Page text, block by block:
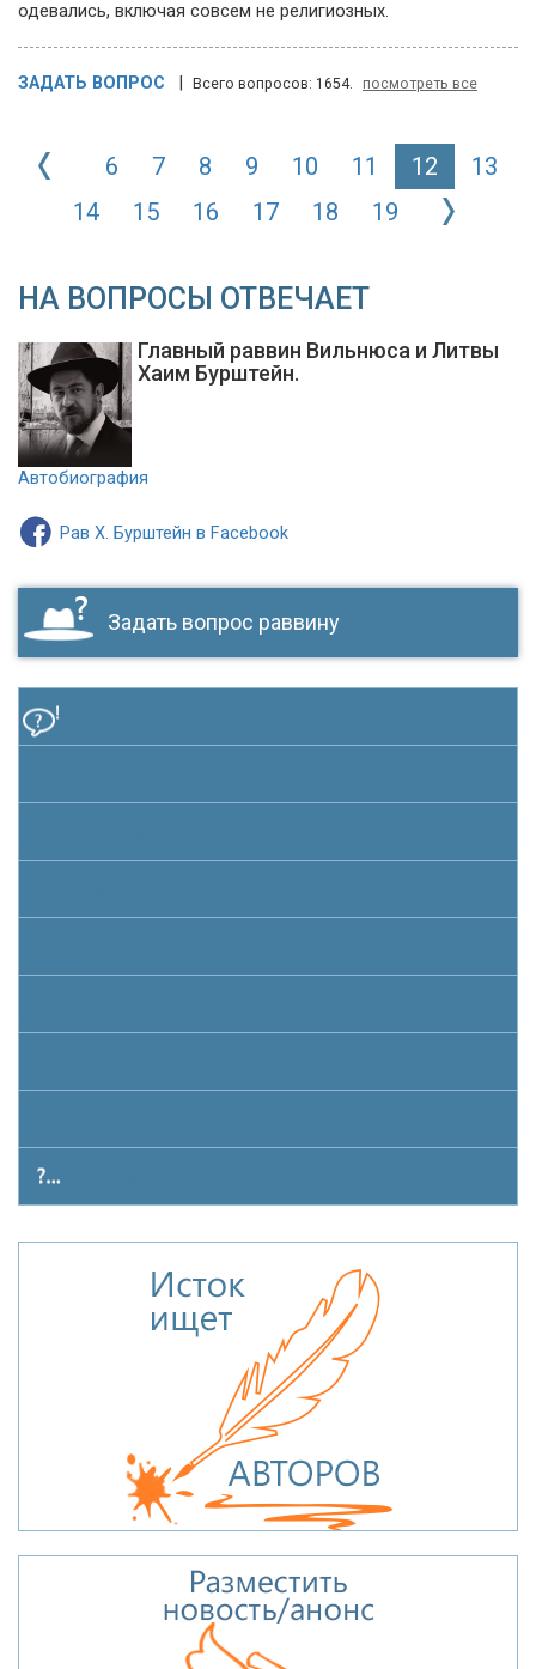
одевались, включая совсем не религиозных.
ЗАДАТЬ ВОПРОС Всего вопросов: 1654. посмотреть все
6 7 8 9 10 11 12
13
14
15 16 17 18 19
НА ВОПРОСЫ ОТВЕЧАЕТ
Главный раввин Вильнюса и Литвы
Хаим Бурштейн.
Автобиография
Рав Х. Бурштейн в Facebook
Задать вопрос раввину